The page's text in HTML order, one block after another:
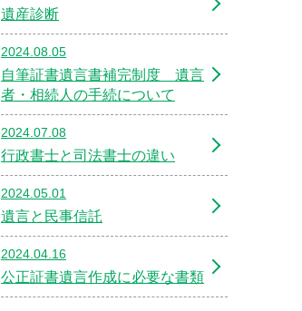
遺産診断
2024.08.05
自筆証書遺言書補完制度 遺言
者・相続人の手続について
2024.07.08
行政書士と司法書士の違い
2024.05.01
遺言と民事信託
2024.04.16
公正証書遺言作成に必要な書類